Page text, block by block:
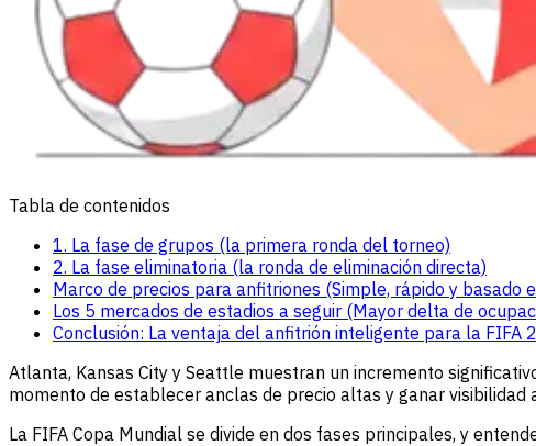
Tabla de contenidos
1. La fase de grupos (la primera ronda del torneo)
2. La fase eliminatoria (la ronda de eliminación directa)
Marco de precios para anfitriones (Simple, rápido y basado
Los 5 mercados de estadios a seguir (Mayor delta de
Conclusión: La ventaja del anfitrión inteligente para la FIFA
Atlanta, Kansas City y Seattle muestran un incremento
momento de establecer anclas de precio altas y ganar visibilidad
La FIFA Copa Mundial se divide en dos fases principales, y